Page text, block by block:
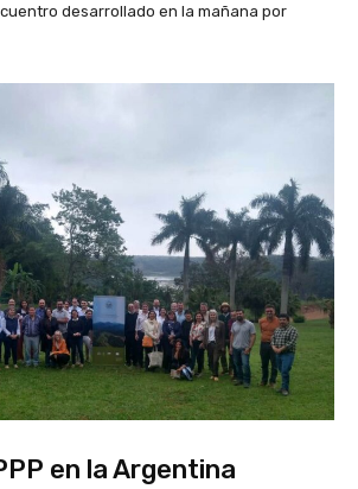
desarrollado en la mañana por
en la Argentina